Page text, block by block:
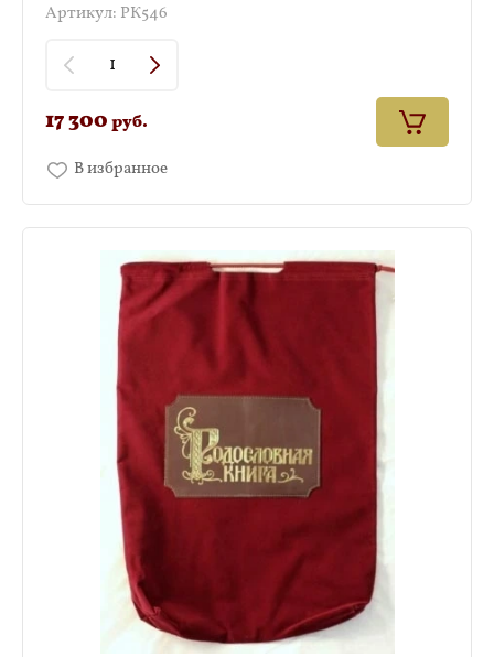
Артикул: РК546
17 300руб.
В избранное